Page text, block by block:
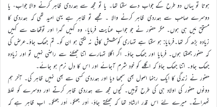
ہوتا تو یہاں دو طرح کے جواب دے سکتا تھا۔ یا تو مجھ سے ہمدردی ظاہر کرنے والا جواب، یا
دوسرے صاحب سے ہمدردی ظاہر کرنے والا ۔ مجھے تو ظاہر ہے یہی امید تھی کہ ہمدردی کا
مستحق مَیں ہی ہوں۔ مگر حضور نے جو جواب عنایت فرمایا، وہ کہیں گہرا اور توقعات سے کہیں
زیادہ بڑھ کر تھا۔فرمایا: ہو سکتا ہے تمہاری کوشش کافی نہ لگتی ہو ان کو۔ تم جھک جاؤ۔عرض کی
کہ حضور جھکتا ہوں۔ فرمایا اور جھک جاؤ۔ اگر اگلا تمہارے اتنا جھکنے سے راضی نہیں تو اور زیادہ
جھک جاو۔ اتنا جھک جاؤ کہ اگلے کو خود شرم آجائے اور اس کا دل نرم ہو جائے۔
حضور نے زندگی کا ایک رہنما اصول بھی سمجھا دیا اور ہمدردی کسی سے بھی نہیں ظاہر کی۔ آخر ہم
دونوں حضور کی اولاد ہی کی طرح توہیں۔ کیوں مجھ سے ہمدردی ظاہر کرتے اور دوسرے کو غلط
ٹھہراتے۔ میرے لئے اس قدر ارشاد تھا کہ جھکتے جاؤ، اَور جھکو، اَور جھکو۔ اب ظاہر ہے کہ